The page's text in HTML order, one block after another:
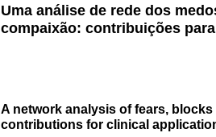
Uma análise de rede dos
compaixão: contribuições
A network analysis of fears,
contributions for clinical